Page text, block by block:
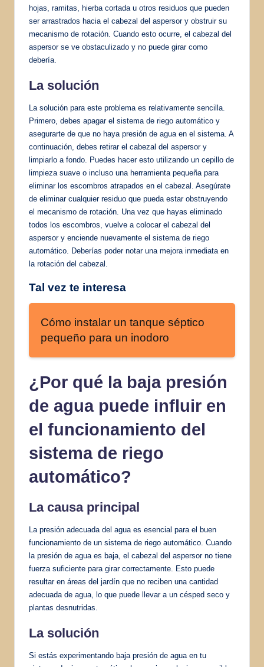
hojas, ramitas, hierba cortada u otros residuos que pueden
ser arrastrados hacia el cabezal del aspersor y obstruir su
mecanismo de rotación. Cuando esto ocurre, el cabezal del
aspersor se ve obstaculizado y no puede girar como
debería.
La solución
La solución para este problema es relativamente sencilla.
Primero, debes apagar el sistema de riego automático y
asegurarte de que no haya presión de agua en el sistema. A
continuación, debes retirar el cabezal del aspersor y
limpiarlo a fondo. Puedes hacer esto utilizando un cepillo de
limpieza suave o incluso una herramienta pequeña para
eliminar los escombros atrapados en el cabezal. Asegúrate
de eliminar cualquier residuo que pueda estar obstruyendo
el mecanismo de rotación. Una vez que hayas eliminado
todos los escombros, vuelve a colocar el cabezal del
aspersor y enciende nuevamente el sistema de riego
automático. Deberías poder notar una mejora inmediata en
la rotación del cabezal.
Tal vez te interesa
Cómo instalar un tanque séptico
pequeño para un inodoro
¿Por qué la baja presión
de agua puede influir en
el funcionamiento del
sistema de riego
automático?
La causa principal
La presión adecuada del agua es esencial para el buen
funcionamiento de un sistema de riego automático. Cuando
la presión de agua es baja, el cabezal del aspersor no tiene
fuerza suficiente para girar correctamente. Esto puede
resultar en áreas del jardín que no reciben una cantidad
adecuada de agua, lo que puede llevar a un césped seco y
plantas desnutridas.
La solución
Si estás experimentando baja presión de agua en tu